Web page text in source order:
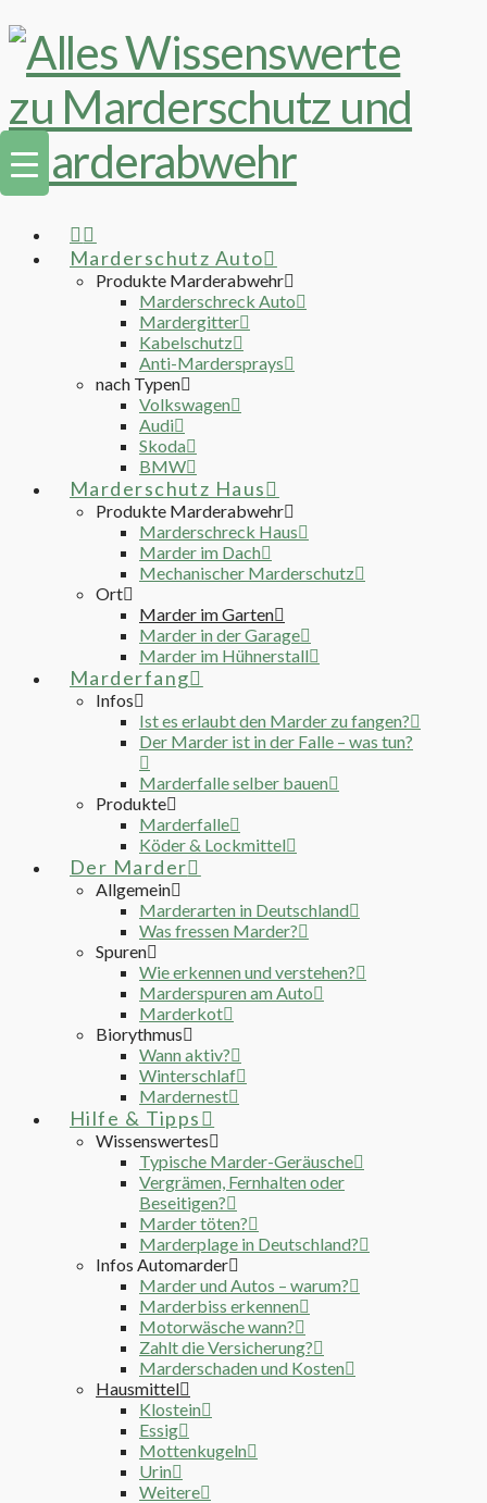
Marderschutz Auto
Produkte Marderabwehr
Marderschreck Auto
Mardergitter
Kabelschutz
Anti-Mardersprays
nach Typen
Volkswagen
Audi
Skoda
BMW
Marderschutz Haus
Produkte Marderabwehr
Marderschreck Haus
Marder im Dach
Mechanischer Marderschutz
Ort
Marder im Garten
Marder in der Garage
Marder im Hühnerstall
Marderfang
Infos
Ist es erlaubt den Marder zu fangen?
Der Marder ist in der Falle – was tun?
Marderfalle selber bauen
Produkte
Marderfalle
Köder & Lockmittel
Der Marder
Allgemein
Marderarten in Deutschland
Was fressen Marder?
Spuren
Wie erkennen und verstehen?
Marderspuren am Auto
Marderkot
Biorythmus
Wann aktiv?
Winterschlaf
Mardernest
Hilfe & Tipps
Wissenswertes
Typische Marder-Geräusche
Vergrämen, Fernhalten oder
Beseitigen?
Marder töten?
Marderplage in Deutschland?
Infos Automarder
Marder und Autos – warum?
Marderbiss erkennen
Motorwäsche wann?
Zahlt die Versicherung?
Marderschaden und Kosten
Hausmittel
Klostein
Essig
Mottenkugeln
Urin
Weitere